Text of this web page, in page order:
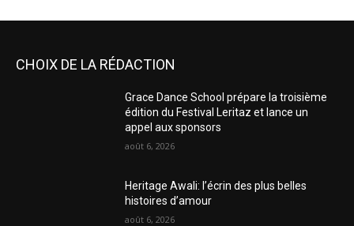
CHOIX DE LA RÉDACTION
Grace Dance School prépare la troisième
édition du Festival Leritaz et lance un
appel aux sponsors
août 6, 2026
Heritage Awali: l’écrin des plus belles
histoires d’amour
août 6, 2026